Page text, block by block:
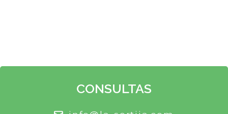
CONSULTAS